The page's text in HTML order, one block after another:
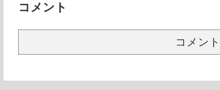
コメント
コメン